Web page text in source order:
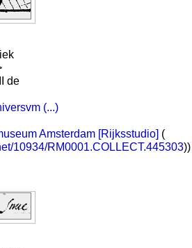
de
(...)
Amsterdam [Rijksstudio] (
10934/RM0001.COLLECT.445303))